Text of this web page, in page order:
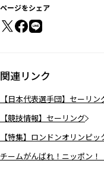
ページをシェア
関連リンク
【日本代表選手団】セーリン
【競技情報】セーリング
【特集】ロンドンオリンピッ
チームがんばれ！ニッポン！